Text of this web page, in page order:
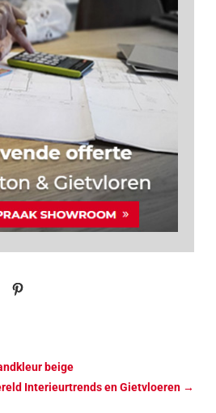
beige
Interieurtrends en Gietvloeren→